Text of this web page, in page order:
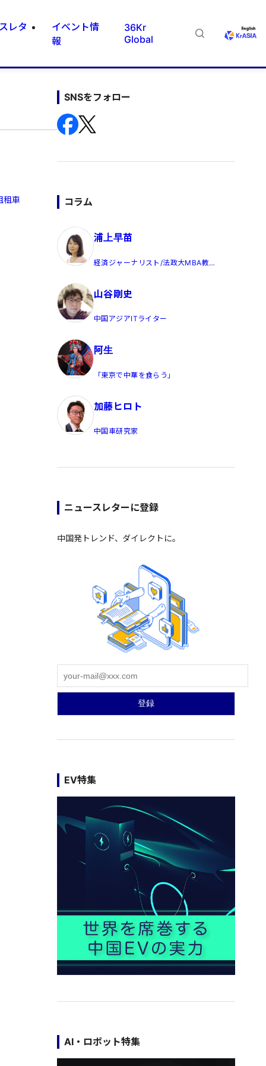
レタ
イベント情
報
36Kr
Global
租車
SNSをフォロー
コラム
浦上早苗
経済ジャーナリスト/法政大MBA教
山谷剛史
中国アジアITライター
阿生
「東京で中華を食らう」
加藤ヒロト
中国車研究家
ニュースレターに登録
中国発トレンド、ダイレクトに。
EV特集
AI・ロボット特集